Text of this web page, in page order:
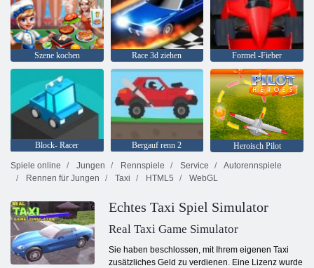
Szene kochen Race 3d ziehen Formel -Fieber
Block- Racer Bergauf renn 2
Heroisch Pilot
Spiele online
Jungen Rennspiele Service
Autorennspiele
Rennen für Jungen
Taxi HTML5 WebGL
Echtes Taxi Spiel Simulator
Real Taxi Game Simulator
Sie haben beschlossen, mit Ihrem eigenen Taxi
zusätzliches Geld zu verdienen. Eine Lizenz wurde